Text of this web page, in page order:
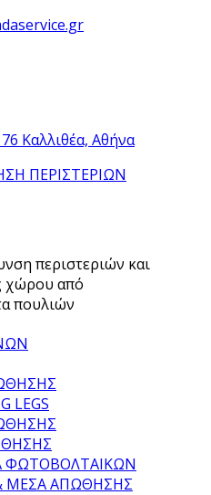
Καλλιθέα, Αθήνα
LEGS
ΦΩΤΟΒΟΛΤΑΙΚΩΝ
ΜΕΣΑ ΑΠΩΘΗΣΗΣ